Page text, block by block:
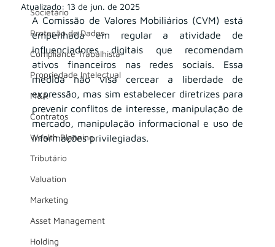
Societário
Proteção de Dados
Compliance Trabalhista
Propriedade Intelectual
M&A
Contratos
Wealth Planning
Tributário
Valuation
Marketing
Asset Management
Holding
Atualizado: 13 de jun. de 2025
A Comissão de Valores Mobiliários (CVM) está
empenhada em regular a atividade de
influenciadores digitais que recomendam
ativos financeiros nas redes sociais. Essa
medida não visa cercear a liberdade de
expressão, mas sim estabelecer diretrizes para
prevenir conflitos de interesse, manipulação de
mercado, manipulação informacional e uso de
informações privilegiadas.